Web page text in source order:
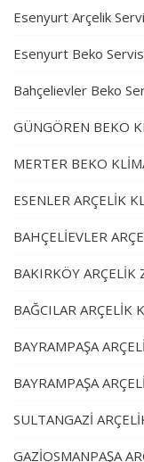
Esenyurt Arçelik
Esenyurt Beko
Bahçelievler Beko
GÜNGÖREN BEKO
MERTER BEKO
ESENLER ARÇELİK
BAHÇELİEVLER
BAKIRKÖY ARÇELİK
BAĞCILAR ARÇELİK
BAYRAMPAŞA
BAYRAMPAŞA
SULTANGAZİ
GAZİOSMANPAŞA